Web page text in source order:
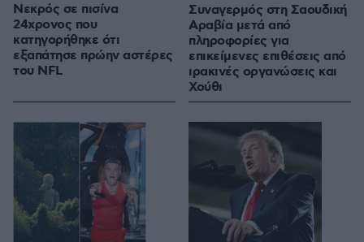
Νεκρός σε πισίνα
24χρονος που
κατηγορήθηκε ότι
εξαπάτησε πρώην αστέρες
του NFL
Συναγερμός στη Σαουδική
Αραβία μετά από
πληροφορίες για
επικείμενες επιθέσεις από
ιρακινές οργανώσεις και
Χούθι